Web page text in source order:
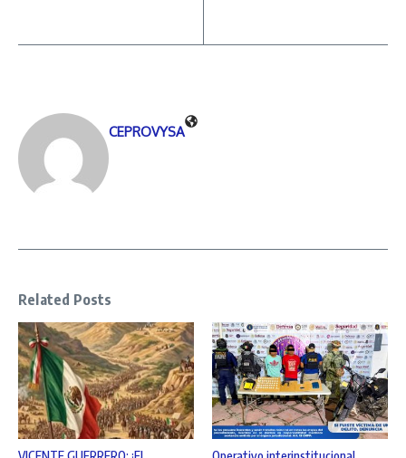
CEPROVYSA
Related Posts